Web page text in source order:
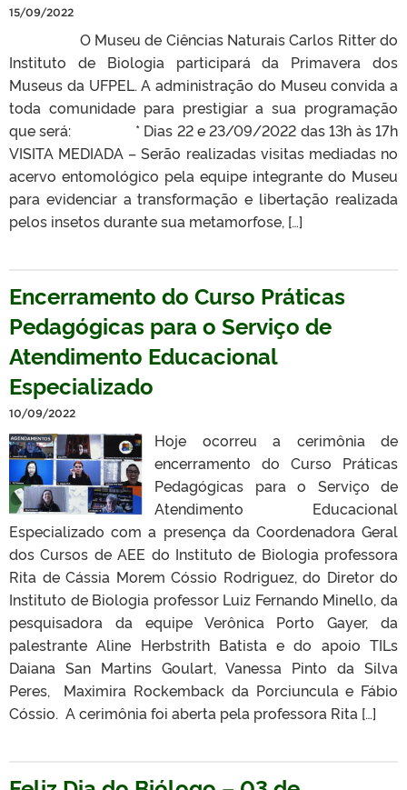
15/09/2022
O Museu de Ciências Naturais Carlos Ritter do
Instituto de Biologia participará da Primavera dos
Museus da UFPEL. A administração do Museu convida a
toda comunidade para prestigiar a sua programação
que será: * Dias 22 e 23/09/2022 das 13h às 17h
VISITA MEDIADA – Serão realizadas visitas mediadas no
acervo entomológico pela equipe integrante do Museu
para evidenciar a transformação e libertação realizada
pelos insetos durante sua metamorfose, […]
Encerramento do Curso Práticas
Pedagógicas para o Serviço de
Atendimento Educacional
Especializado
10/09/2022
Hoje ocorreu a cerimônia de
encerramento do Curso Práticas
Pedagógicas para o Serviço de
Atendimento Educacional
Especializado com a presença da Coordenadora Geral
dos Cursos de AEE do Instituto de Biologia professora
Rita de Cássia Morem Cóssio Rodriguez, do Diretor do
Instituto de Biologia professor Luiz Fernando Minello, da
pesquisadora da equipe Verônica Porto Gayer, da
palestrante Aline Herbstrith Batista e do apoio TILs
Daiana San Martins Goulart, Vanessa Pinto da Silva
Peres, Maximira Rockemback da Porciuncula e Fábio
Cóssio. A cerimônia foi aberta pela professora Rita […]